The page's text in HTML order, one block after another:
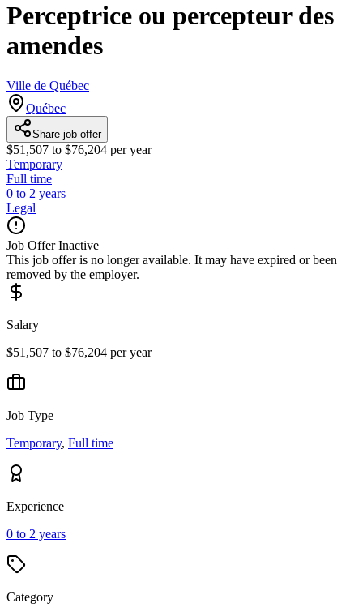
Perceptrice ou percepteur des
amendes
Ville de Québec
Québec
Share job offer
$51,507 to $76,204 per year
Temporary
Full time
0 to 2 years
Legal
Job Offer Inactive
This job offer is no longer available. It may have expired or been
removed by the employer.
Salary
$51,507 to $76,204 per year
Job Type
Temporary, Full time
Experience
0 to 2 years
Category